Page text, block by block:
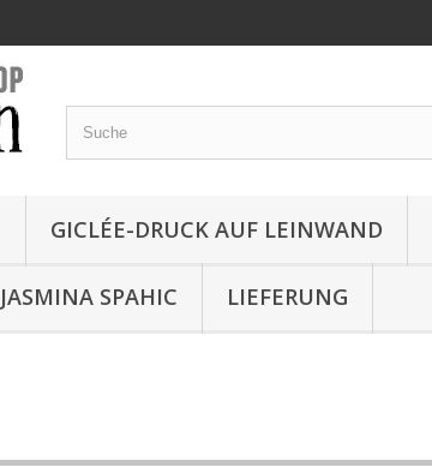
GICLÉE-DRUCK AUF LEINWAND
JASMINA SPAHIC LIEFERUNG